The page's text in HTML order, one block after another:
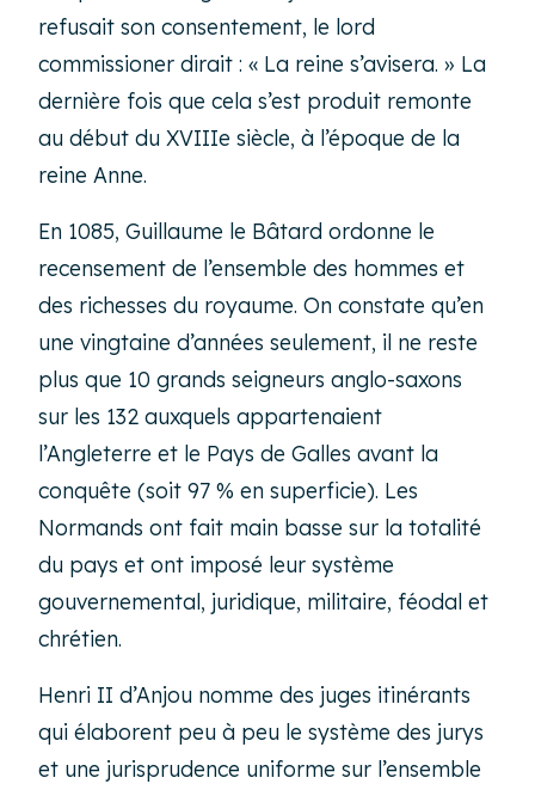
refusait son consentement, le lord
commissioner dirait : « La reine s’avisera. » La
dernière fois que cela s’est produit remonte
au début du XVIIIe siècle, à l’époque de la
reine Anne.
En 1085, Guillaume le Bâtard ordonne le
recensement de l’ensemble des hommes et
des richesses du royaume. On constate qu’en
une vingtaine d’années seulement, il ne reste
plus que 10 grands seigneurs anglo-saxons
sur les 132 auxquels appartenaient
l’Angleterre et le Pays de Galles avant la
conquête (soit 97 % en superficie). Les
Normands ont fait main basse sur la totalité
du pays et ont imposé leur système
gouvernemental, juridique, militaire, féodal et
chrétien.
Henri II d’Anjou nomme des juges itinérants
qui élaborent peu à peu le système des jurys
et une jurisprudence uniforme sur l’ensemble